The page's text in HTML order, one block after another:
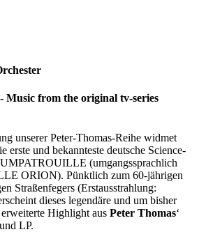
Music from the original tv-series
unserer Peter-Thomas-Reihe widmet
erste und bekannteste deutsche Science-
(umgangssprachlich
ORION). Pünktlich zum 60-jährigen
Straßenfegers (Erstausstrahlung:
dieses legendäre und um bisher
Highlight aus Peter Thomas‘
LP.